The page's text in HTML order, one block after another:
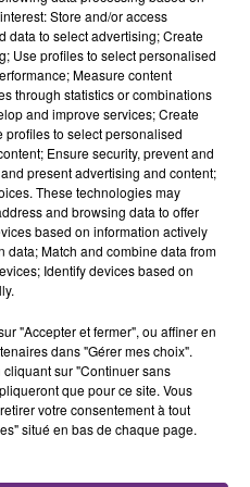
BLOQUE LA
ARDENNES
déclaré ce mercredi en
END
Store and/or access
data to select advertising; Create
Use profiles to select personalised
Measure content
through statistics or combinations
and improve services; Create
to select personalised
Ensure security, prevent and
present advertising and content;
These technologies may
and browsing data to offer
based on information actively
Match and combine data from
Identify devices based on
"Accepter et fermer", ou affiner en
dans "Gérer mes choix".
sur "Continuer sans
que pour ce site. Vous
votre consentement à tout
situé en bas de chaque page.